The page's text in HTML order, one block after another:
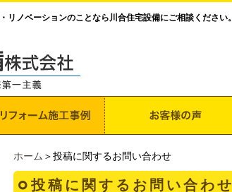
リノベーションのことなら川合住宅設備にご相談ください。
ホーム ＞投稿に関するお問い合わせ
投稿に関するお問い合わせ